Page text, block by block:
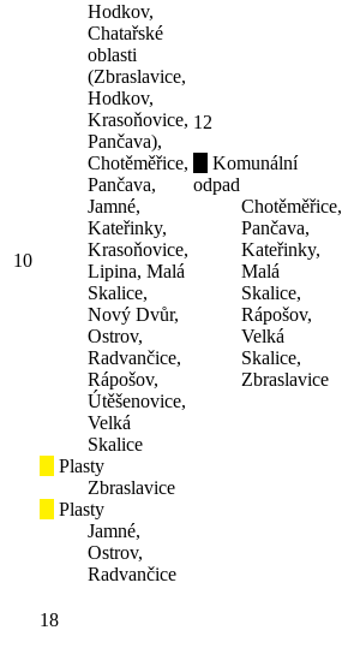
10
Hodkov,
Chatařské
oblasti
(Zbraslavice,
Hodkov,
Krasoňovice,
Pančava),
Chotěměřice,
Pančava,
Jamné,
Kateřinky,
Krasoňovice,
Lipina, Malá
Skalice,
Nový Dvůr,
Ostrov,
Radvančice,
Rápošov,
Útěšenovice,
Velká
Skalice
Plasty
Zbraslavice
Plasty
Jamné,
Ostrov,
Radvančice
12
Komunální
odpad
Chotěměřice,
Pančava,
Kateřinky,
Malá
Skalice,
Rápošov,
Velká
Skalice,
Zbraslavice
18